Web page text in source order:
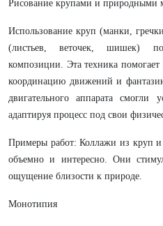
Рисование крупами и природными
Использование круп (манки,
(листьев, веточек, шишек)
композиции. Эта техника помогает
координацию движений и
двигательного аппарата смогли
адаптируя процесс под свои
Примеры работ: Коллажи из круп и
объемно и интересно. Они
ощущение близости к природе.
Монотипия